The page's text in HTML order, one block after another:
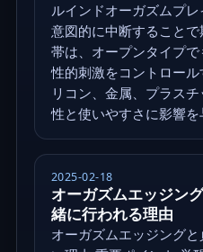
ルインドオーガズムプ
意図的に中断すること
帯は、オープンタイプで
性的刺激をコントロー
リコン、金属、プラス
性と使いやすさに影響を
2025-02-18
オーガズムエッジン
緒に行われる理由
オーガズムエッジング